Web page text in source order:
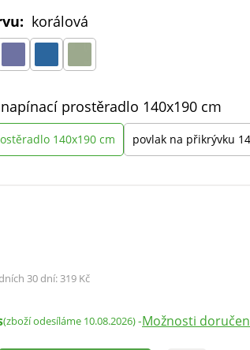
korálová
napínací prostěradlo 140x190 cm
140x190 cm povlak na přikrývku
30 dní:319 Kč
(zboží odesíláme 10.08.2026)-Možnosti